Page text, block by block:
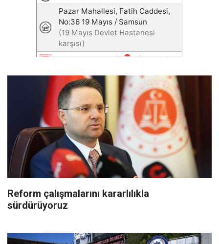
Reform çalışmalarını kararlılıkla
sürdürüyoruz